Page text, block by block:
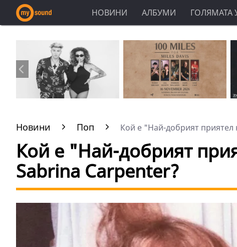
НОВИНИ АЛБУМИ ГОЛЯМАТА
Новини Поп Кой е "Най-добрият приятел
Кой е "Най-добрият
Sabrina Carpenter?